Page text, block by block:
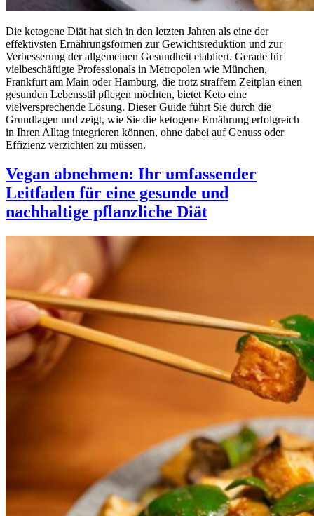
Die ketogene Diät hat sich in den letzten Jahren als eine der
effektivsten Ernährungsformen zur Gewichtsreduktion und zur
Verbesserung der allgemeinen Gesundheit etabliert. Gerade für
vielbeschäftigte Professionals in Metropolen wie München,
Frankfurt am Main oder Hamburg, die trotz straffem Zeitplan einen
gesunden Lebensstil pflegen möchten, bietet Keto eine
vielversprechende Lösung. Dieser Guide führt Sie durch die
Grundlagen und zeigt, wie Sie die ketogene Ernährung erfolgreich
in Ihren Alltag integrieren können, ohne dabei auf Genuss oder
Effizienz verzichten zu müssen.
Vegan abnehmen: Ihr umfassender
Leitfaden für eine gesunde und
nachhaltige pflanzliche Diät